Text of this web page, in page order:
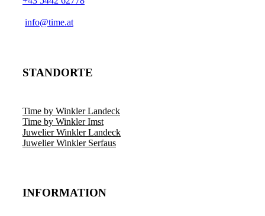
­info@time.at
STANDORTE
Time by Winkler Landeck
Time by Winkler Imst
Juwelier Winkler Landeck
Juwelier Winkler Serfaus
INFORMATION